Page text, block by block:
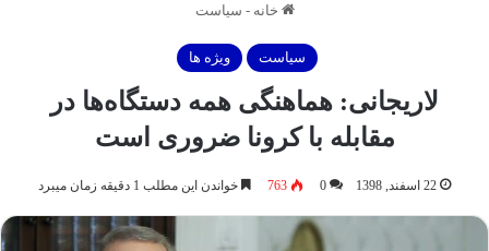
خانه - سیاست
سیاست ویژه ها
لاریجانی: هماهنگی همه دستگاه‌ها در
مقابله با کرونا ضروری است
22 اسفند, 1398 0
763 خواندن این مطلب 1 دقیقه زمان میبرد